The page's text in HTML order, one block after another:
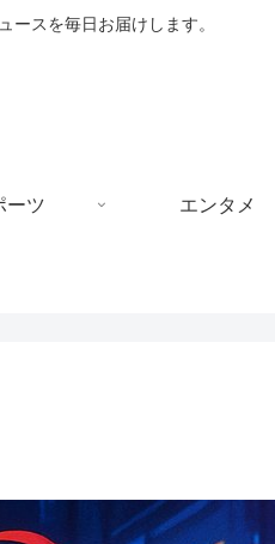
スを毎日お届けします。
ーツ エンタメ